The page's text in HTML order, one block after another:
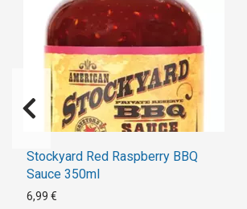
Stockyard Red Raspberry BBQ
Sauce 350ml
6,99 €